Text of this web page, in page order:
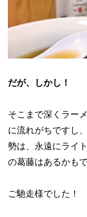
だが、しかし！
そこまで深くラー
に流れがちですし
勢は、永遠にライ
の葛藤はあるかもで
ご馳走様でした！